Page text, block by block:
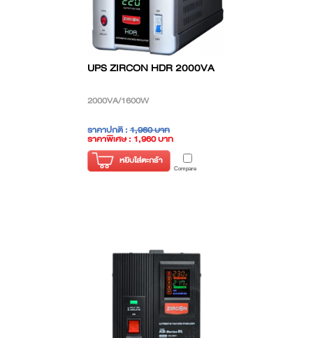
UPS ZIRCON HDR 2000VA
2000VA/1600W
ราคาปกติ :1,960 บาท
ราคาพิเศษ : 1,960 บาท
( ราคาไม่รวมภาษี )
หยิบใส่ตะกร้า
Compare